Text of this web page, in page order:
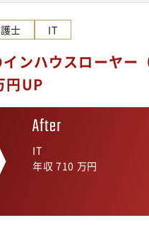
士 IT
ンハウスローヤー
円UP
IT
年収 710 万円